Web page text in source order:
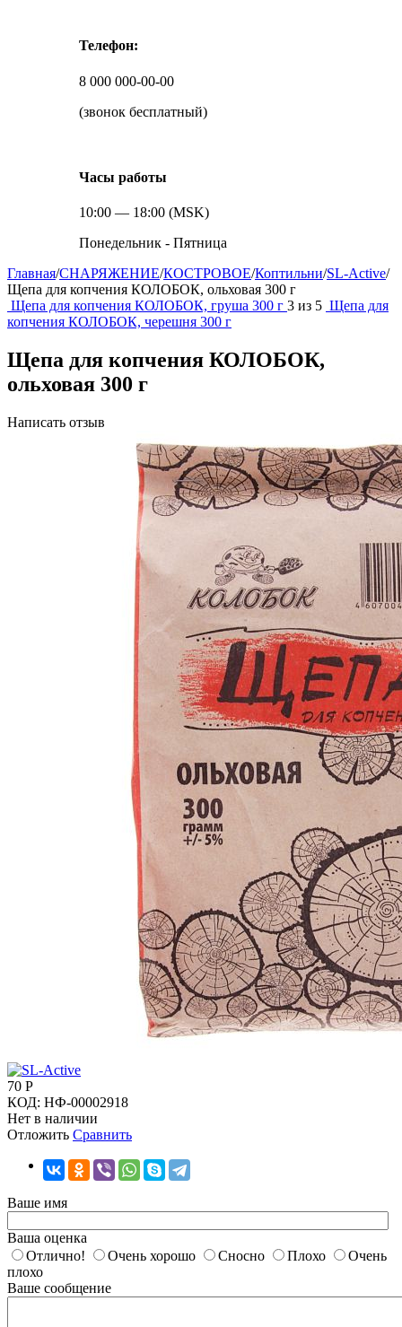
Телефон:
8 000 000-00-00
(звонок бесплатный)
Часы работы
10:00 — 18:00 (MSK)
Понедельник - Пятница
Главная/СНАРЯЖЕНИЕ/КОСТРОВОЕ/Коптильни/SL-Active/
Щепа для копчения КОЛОБОК, ольховая 300 г
Щепа для копчения КОЛОБОК, груша 300 г 3 из 5 Щепа для
копчения КОЛОБОК, черешня 300 г
Щепа для копчения КОЛОБОК,
ольховая 300 г
Написать отзыв
70 Р
КОД: НФ-00002918
Нет в наличии
Отложить Сравнить
Ваше имя
Ваша оценка
Отлично!
Очень хорошо Сносно Плохо
Очень
плохо
Ваше сообщение